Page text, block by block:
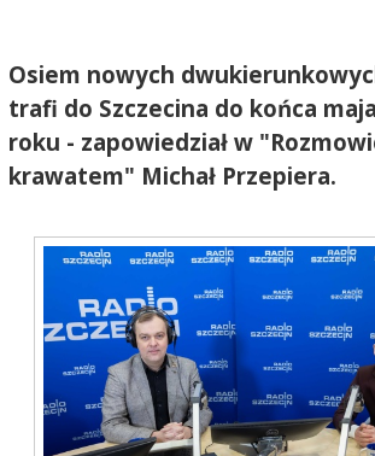
Osiem nowych
trafi do Szczecina do końca
roku - zapowiedział w
krawatem" Michał Przepiera.